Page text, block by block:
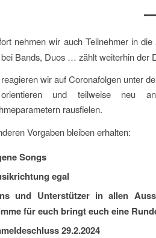
nehmen wir auch Teilnehmer in die
Bands, Duos … zählt weiterhin der
wir auf Coronafolgen unter
und teilweise neu
rausfielen.
Vorgaben bleiben erhalten:
Songs
egal
und Unterstützer in allen
für euch bringt euch eine
29.2.2024